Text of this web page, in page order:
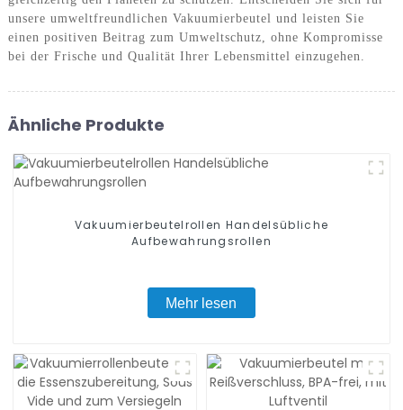
unsere umweltfreundlichen Vakuumierbeutel und leisten Sie
einen positiven Beitrag zum Umweltschutz, ohne Kompromisse
bei der Frische und Qualität Ihrer Lebensmittel einzugehen.
Ähnliche Produkte
Vakuumierbeutelrollen Handelsübliche
Aufbewahrungsrollen
Mehr lesen